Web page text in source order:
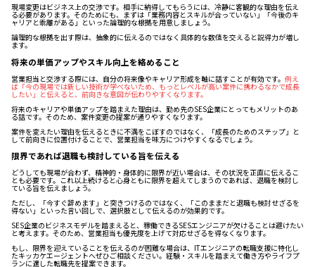
現場変更はビジネス上の交渉です。相手に納得してもらうには、冷静に客観的な理由を伝え
る必要があります。そのためにも、まずは「業務内容とスキルが合っていない」「今後のキ
ャリアと乖離がある」といった論理的な根拠を用意しましょう。
論理的な根拠を出す際は、抽象的に伝えるのではなく具体的な数値を交えると説得力が増し
ます。
将来の単価アップやスキル向上を絡めること
営業担当と交渉する際には、自分の将来像やキャリア形成を軸に話すことが有効です。 例え
ば「今の現場では新しい技術が学べないため、もっとレベルが高い案件に携わるなかで成長
したい」と伝えると、前向きな意図が伝わりやすくなります。
将来のキャリアや単価アップを踏まえた理由は、勤め先のSES企業にとってもメリットのあ
る話です。そのため、案件変更の提案が通りやすくなります。
案件を変えたい理由を伝えるときに不満をこぼすのではなく、「成長のためのステップ」と
して前向きに位置付けることで、営業担当を味方につけやすくなるでしょう。
限界であれば退職も検討している旨を伝える
どうしても現場が合わず、精神的・身体的に限界が近い場合は、その状況を正直に伝えるこ
とも必要です。これ以上続けると心身ともに限界を超えてしまうのであれば、退職を検討し
ている旨を伝えましょう。
ただし、「今すぐ辞めます」と突きつけるのではなく、「このままだと退職も検討せざるを
得ない」といった言い回しで、選択肢として伝えるのが効果的です。
SES企業のビジネスモデルを踏まえると、稼働できるSESエンジニアが欠けることは避けたい
と考えます。そのため、営業担当も優先度を上げて対応せざるを得なくなります。
もし、限界を迎えていることを伝えるのが困難な場合は、ITエンジニアの転職支援に特化し
たキッカケエージェントへぜひご相談ください。経験・スキルを踏まえて働き方やライフプ
ランに適した転職先を提案できます。